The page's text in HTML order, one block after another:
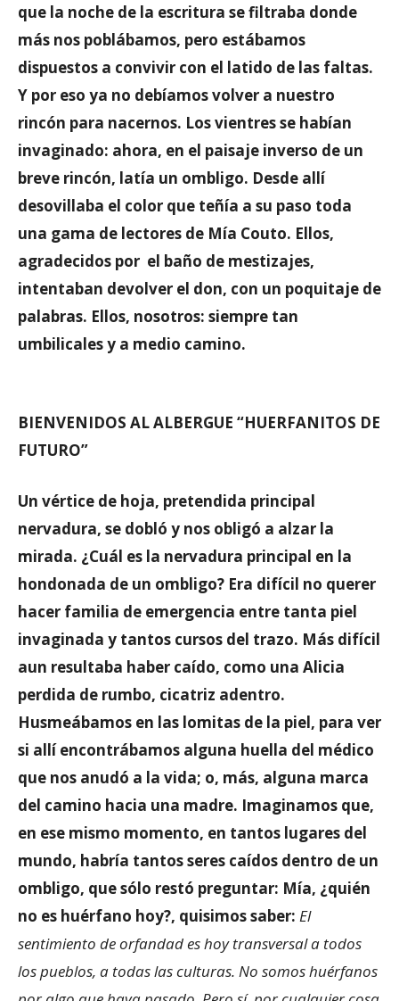
que la noche de la escritura se filtraba donde
más nos poblábamos, pero estábamos
dispuestos a convivir con el latido de las faltas.
Y por eso ya no debíamos volver a nuestro
rincón para nacernos. Los vientres se habían
invaginado: ahora, en el paisaje inverso de un
breve rincón, latía un ombligo. Desde allí
desovillaba el color que teñía a su paso toda
una gama de lectores de Mía Couto. Ellos,
agradecidos por el baño de mestizajes,
intentaban devolver el don, con un poquitaje de
palabras. Ellos, nosotros: siempre tan
umbilicales y a medio camino.
BIENVENIDOS AL ALBERGUE “HUERFANITOS DE
FUTURO”
Un vértice de hoja, pretendida principal
nervadura, se dobló y nos obligó a alzar la
mirada. ¿Cuál es la nervadura principal en la
hondonada de un ombligo? Era difícil no querer
hacer familia de emergencia entre tanta piel
invaginada y tantos cursos del trazo. Más difícil
aun resultaba haber caído, como una Alicia
perdida de rumbo, cicatriz adentro.
Husmeábamos en las lomitas de la piel, para ver
si allí encontrábamos alguna huella del médico
que nos anudó a la vida; o, más, alguna marca
del camino hacia una madre. Imaginamos que,
en ese mismo momento, en tantos lugares del
mundo, habría tantos seres caídos dentro de un
ombligo, que sólo restó preguntar: Mía, ¿quién
no es huérfano hoy?, quisimos saber: El
sentimiento de orfandad es hoy transversal a todos
los pueblos, a todas las culturas. No somos huérfanos